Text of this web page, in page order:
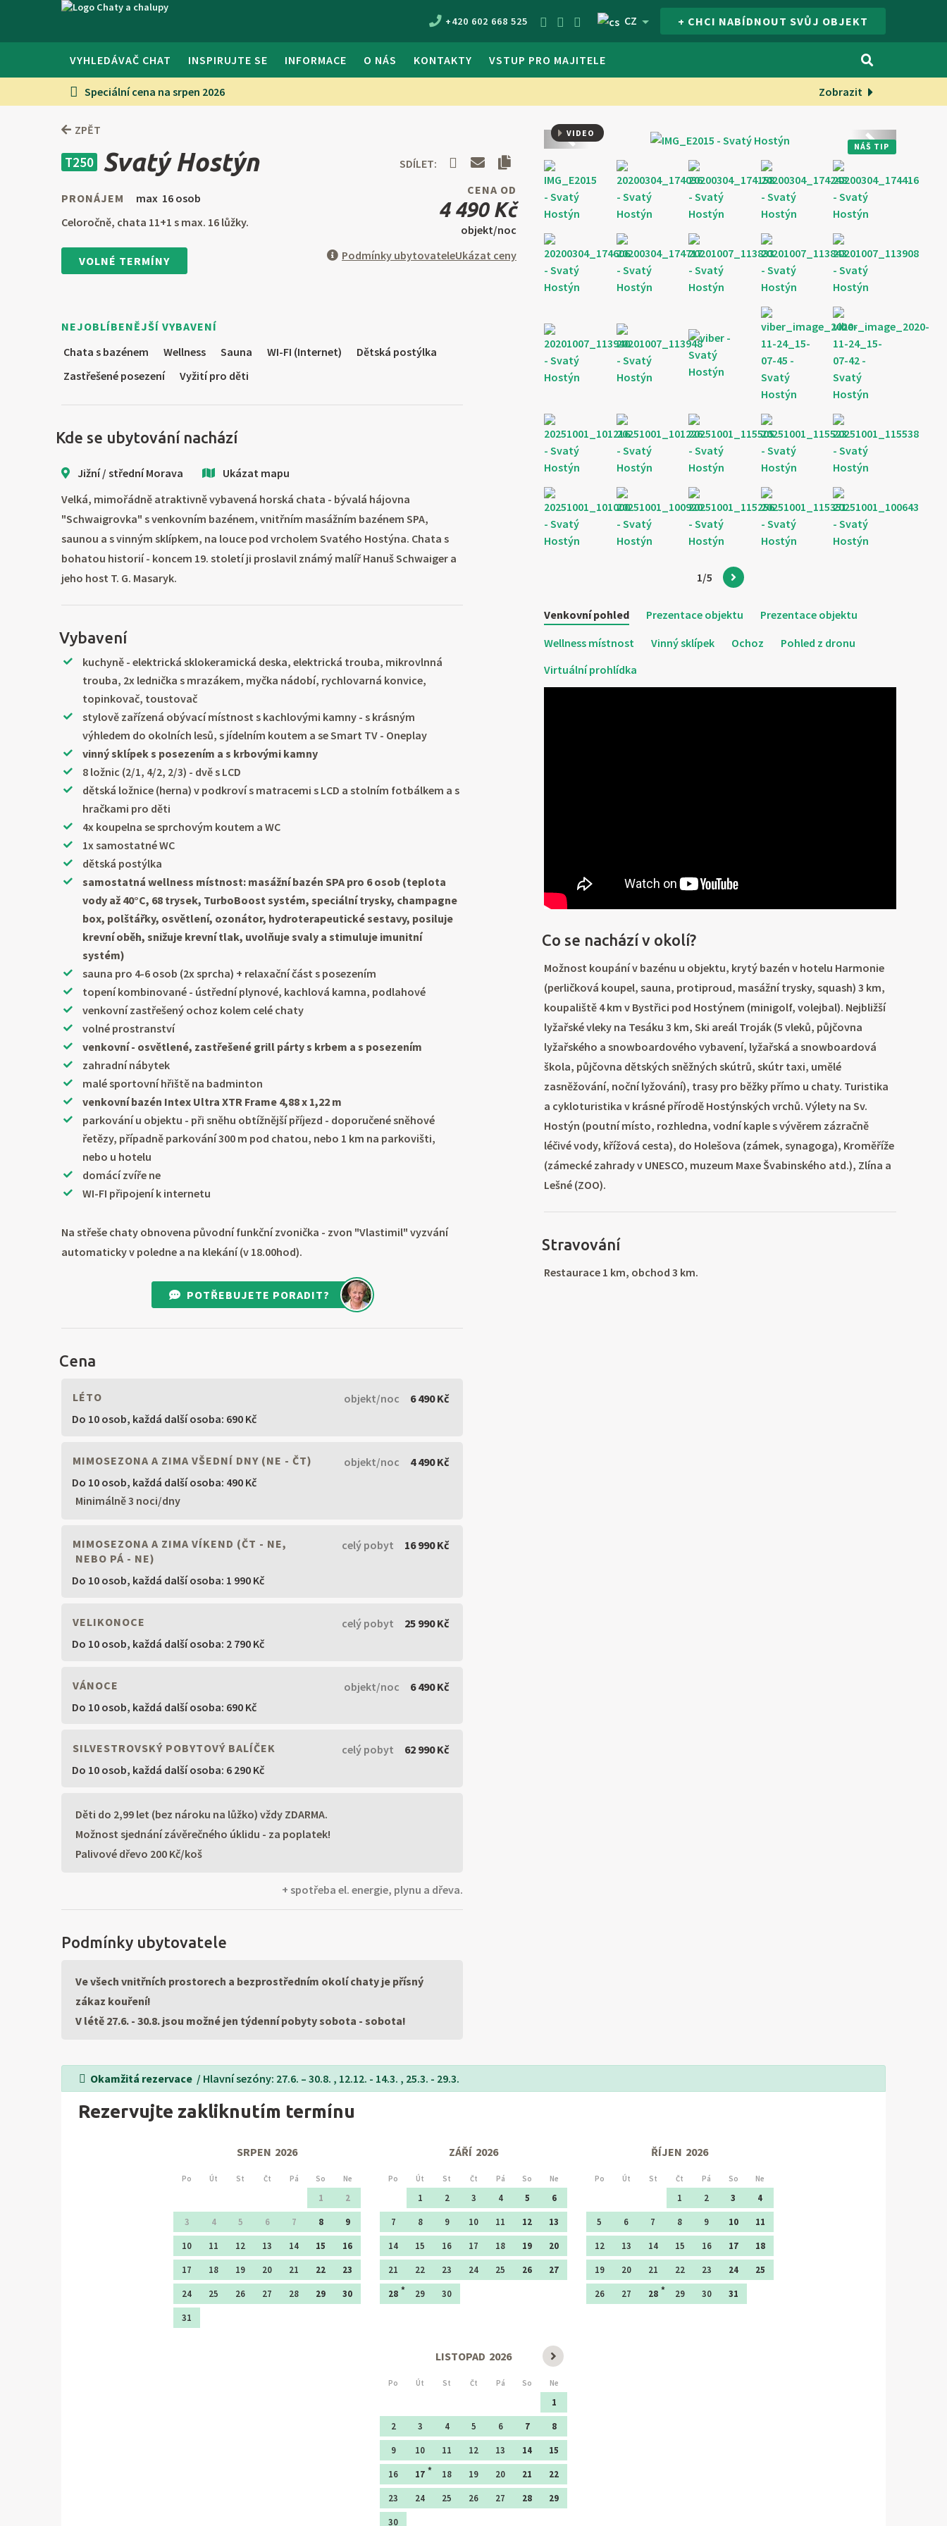
+420 602 668 525 CZ + CHCI NABÍDNOUT SVŮJ OBJEKT
VYHLEDÁVAČ CHAT INSPIRUJTE SE INFORMACE O NÁS KONTAKTY VSTUP PRO MAJITELE
Speciální cena na srpen 2026 Zobrazit
ZPĚT
T250 Svatý Hostýn SDÍLET:
Předchozí Další
NÁŠ TIP
VIDEO
1/5
PRONÁJEM
max 16 osob
Celoročně, chata 11+1 s max. 16 lůžky.
VOLNÉ TERMÍNY
CENA OD
4 490 Kč
objekt/noc
Podmínky ubytovateleUkázat ceny
Venkovní pohled Prezentace objektu
Prezentace objektu
Wellness místnost
Vinný sklípek Ochoz
Pohled z dronu
Virtuální prohlídka
Co se nachází v okolí?
Možnost koupání v bazénu u objektu, krytý bazén v hotelu Harmonie
(perličková koupel, sauna, protiproud, masážní trysky, squash) 3 km,
koupaliště 4 km v Bystřici pod Hostýnem (minigolf, volejbal). Nejbližší
lyžařské vleky na Tesáku 3 km, Ski areál Troják (5 vleků, půjčovna
lyžařského a snowboardového vybavení, lyžařská a snowboardová
škola, půjčovna dětských sněžných skútrů, skútr taxi, umělé
zasněžování, noční lyžování), trasy pro běžky přímo u chaty. Turistika
a cykloturistika v krásné přírodě Hostýnských vrchů. Výlety na Sv.
Hostýn (poutní místo, rozhledna, vodní kaple s vývěrem zázračně
léčivé vody, křížová cesta), do Holešova (zámek, synagoga), Kroměříže
(zámecké zahrady v UNESCO, muzeum Maxe Švabinského atd.), Zlína a
Lešné (ZOO).
Stravování
Restaurace 1 km, obchod 3 km.
NEJOBLÍBENĚJŠÍ VYBAVENÍ
Chata s bazénem
Wellness Sauna WI-FI (Internet)
Dětská postýlka
Zastřešené posezení
Vyžití pro děti
Kde se ubytování nachází
Jižní / střední Morava
Ukázat mapu
Velká, mimořádně atraktivně vybavená horská chata - bývalá hájovna
"Schwaigrovka" s venkovním bazénem, vnitřním masážním bazénem SPA,
saunou a s vinným sklípkem, na louce pod vrcholem Svatého Hostýna. Chata s
bohatou historií - koncem 19. století ji proslavil známý malíř Hanuš Schwaiger a
jeho host T. G. Masaryk.
Vybavení
kuchyně - elektrická sklokeramická deska, elektrická trouba, mikrovlnná
trouba, 2x lednička s mrazákem, myčka nádobí, rychlovarná konvice,
topinkovač, toustovač
stylově zařízená obývací místnost s kachlovými kamny - s krásným
výhledem do okolních lesů, s jídelním koutem a se Smart TV - Oneplay
vinný sklípek s posezením a s krbovými kamny
8 ložnic (2/1, 4/2, 2/3) - dvě s LCD
dětská ložnice (herna) v podkroví s matracemi s LCD a stolním fotbálkem a s
hračkami pro děti
4x koupelna se sprchovým koutem a WC
1x samostatné WC
dětská postýlka
samostatná wellness místnost: masážní bazén SPA pro 6 osob (teplota
vody až 40°C, 68 trysek, TurboBoost systém, speciální trysky, champagne
box, polštářky, osvětlení, ozonátor, hydroterapeutické sestavy, posiluje
krevní oběh, snižuje krevní tlak, uvolňuje svaly a stimuluje imunitní
systém)
sauna pro 4-6 osob (2x sprcha) + relaxační část s posezením
topení kombinované - ústřední plynové, kachlová kamna, podlahové
venkovní zastřešený ochoz kolem celé chaty
volné prostranství
venkovní - osvětlené, zastřešené grill párty s krbem a s posezením
zahradní nábytek
malé sportovní hřiště na badminton
venkovní bazén Intex Ultra XTR Frame 4,88 x 1,22 m
parkování u objektu - při sněhu obtížnější příjezd - doporučené sněhové
řetězy, případně parkování 300 m pod chatou, nebo 1 km na parkovišti,
nebo u hotelu
domácí zvíře ne
WI-FI připojení k internetu
Na střeše chaty obnovena původní funkční zvonička - zvon "Vlastimil" vyzvání
automaticky v poledne a na klekání (v 18.00hod).
POTŘEBUJETE PORADIT?
Cena
LÉTO objekt/noc
6 490 Kč
Do 10 osob, každá další osoba: 690 Kč
MIMOSEZONA A ZIMA VŠEDNÍ DNY (NE - ČT) objekt/noc
4 490 Kč
Do 10 osob, každá další osoba: 490 Kč
Minimálně 3 noci/dny
MIMOSEZONA A ZIMA VÍKEND (ČT - NE,
NEBO PÁ - NE)
celý pobyt 16 990 Kč
Do 10 osob, každá další osoba: 1 990 Kč
VELIKONOCE celý pobyt
25 990 Kč
Do 10 osob, každá další osoba: 2 790 Kč
VÁNOCE objekt/noc
6 490 Kč
Do 10 osob, každá další osoba: 690 Kč
SILVESTROVSKÝ POBYTOVÝ BALÍČEK celý pobyt
62 990 Kč
Do 10 osob, každá další osoba: 6 290 Kč
Děti do 2,99 let (bez nároku na lůžko) vždy ZDARMA.
Možnost sjednání závěrečného úklidu - za poplatek!
Palivové dřevo 200 Kč/koš
+ spotřeba el. energie, plynu a dřeva.
Podmínky ubytovatele
Ve všech vnitřních prostorech a bezprostředním okolí chaty je přísný
zákaz kouření!
V létě 27.6. - 30.8. jsou možné jen týdenní pobyty sobota - sobota!
Okamžitá rezervace / Hlavní sezóny: 27.6. – 30.8. , 12.12. - 14.3. , 25.3. - 29.3.
Rezervujte zakliknutím termínu
SRPEN 2026
Po Út St Čt Pá So Ne
1 2
3 4 5 6 7 8 9
10 11 12 13 14 15 16
17 18 19 20 21 22 23
24 25 26 27 28 29 30
31
ZÁŘÍ 2026
Po Út St Čt Pá So Ne
1 2 3 4 5 6
7 8 9 10 11 12 13
14 15 16 17 18 19 20
21 22 23 24 25 26 27
28 29 30
ŘÍJEN 2026
Po Út St Čt Pá So Ne
1 2 3 4
5 6 7 8 9 10 11
12 13 14 15 16 17 18
19 20 21 22 23 24 25
26 27 28 29 30 31
LISTOPAD 2026
Po Út St Čt Pá So Ne
1
2 3 4 5 6 7 8
9 10 11 12 13 14 15
16 17 18 19 20 21 22
23 24 25 26 27 28 29
30